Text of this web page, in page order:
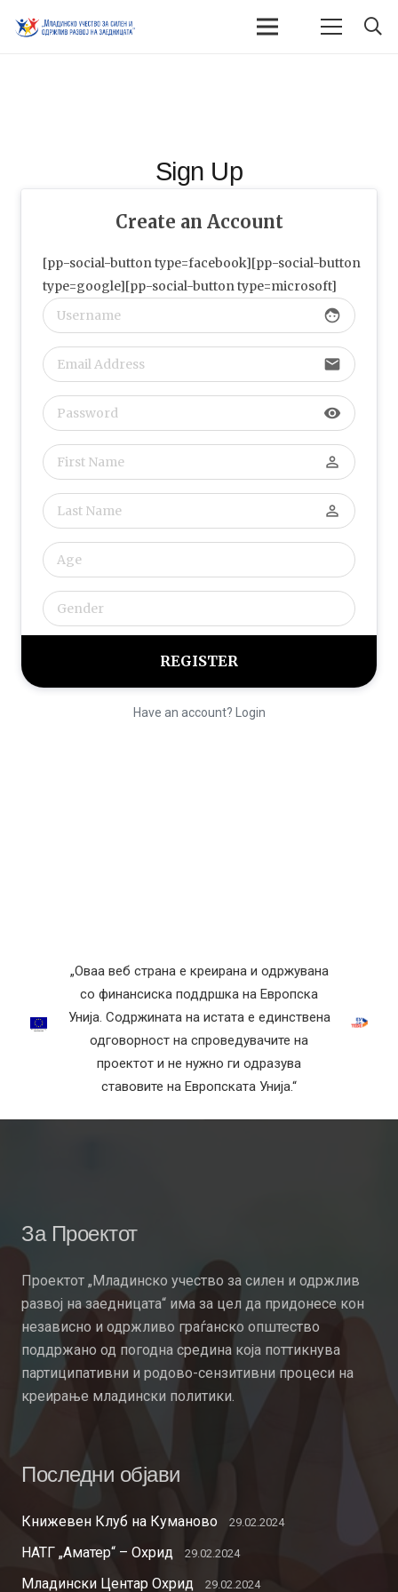
Sign Up
Create an Account
[pp-social-button type=facebook][pp-social-button
type=google][pp-social-button type=microsoft]
face
email
visibility
perm_identity
perm_identity
Have an account? Login
„Оваа веб страна е креирана и одржувана
со финансиска поддршка на Европска
Унија. Содржината на истата е единствена
одговорност на спроведувачите на
проектот и не нужно ги одразува
ставовите на Европската Унија.“
За Проектот
Проектот „Младинско учество за силен и одржлив
развој на заедницата“ има за цел да придонесе кон
независно и одржливо граѓанско општество
поддржано од погодна средина која поттикнува
партиципативни и родово-сензитивни процеси на
креирање младински политики.
Последни објави
Книжевен Клуб на Куманово 29.02.2024
НАТГ „Аматер“ – Охрид 29.02.2024
Младински Центар Охрид 29.02.2024